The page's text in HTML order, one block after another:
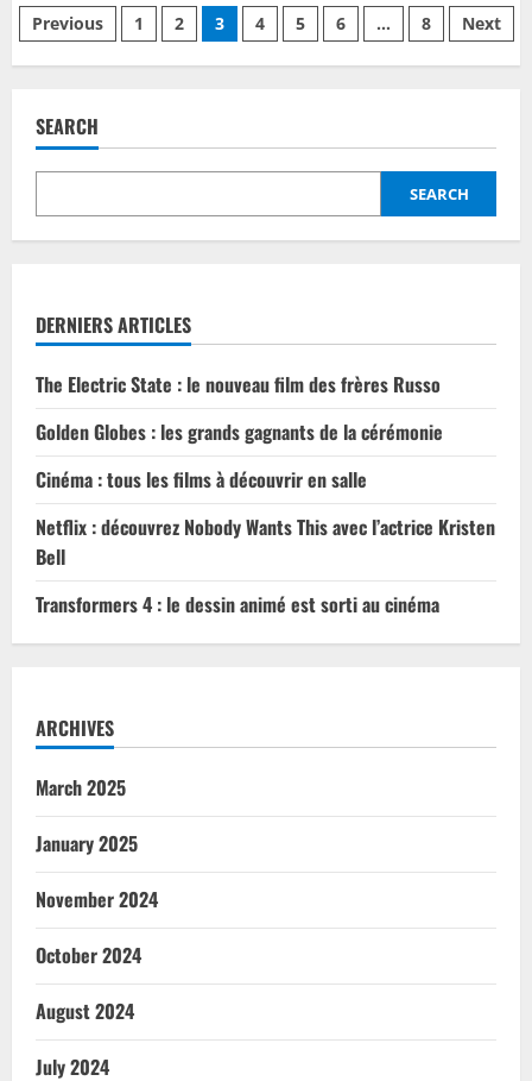
et
Royaume
perdu
dans
Posts
pagination
Previous 1 2 3 4 5 6 … 8 Next
SEARCH
SEARCH
DERNIERS ARTICLES
The Electric State : le nouveau film des frères Russo
Golden Globes : les grands gagnants de la cérémonie
Cinéma : tous les films à découvrir en salle
Netflix : découvrez Nobody Wants This avec l’actrice Kristen
Bell
Transformers 4 : le dessin animé est sorti au cinéma
ARCHIVES
March 2025
January 2025
November 2024
October 2024
August 2024
July 2024